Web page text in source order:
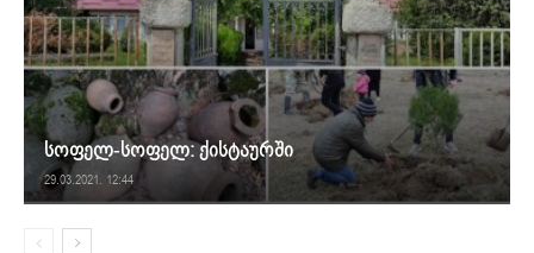
სოფელ-სოფელ: ქისტაურში
29.03.2021. 12:44